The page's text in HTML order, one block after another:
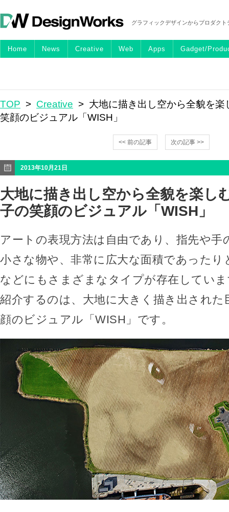
グラフィックデザインからプロダク
Home News Creative Web Apps Gadget/
TOP > Creative > 大地に描き出し空から全貌を楽
笑顔のビジュアル「WISH」
<< 前の記事 次の記事 >>
2013年10月21日
大地に描き出し空から全貌を楽し
子の笑顔のビジュアル「WISH」
アートの表現方法は自由であり、指先や手
小さな物や、非常に広大な面積であったり
などにもさまざまなタイプが存在してい
紹介するのは、大地に大きく描き出された
顔のビジュアル「WISH」です。